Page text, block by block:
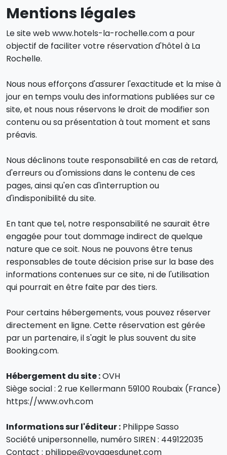
Mentions légales
Le site web www.hotels-la-rochelle.com a pour
objectif de faciliter votre réservation d'hôtel à La
Rochelle.
Nous nous efforçons d'assurer l'exactitude et la mise à
jour en temps voulu des informations publiées sur ce
site, et nous nous réservons le droit de modifier son
contenu ou sa présentation à tout moment et sans
préavis.
Nous déclinons toute responsabilité en cas de retard,
d'erreurs ou d'omissions dans le contenu de ces
pages, ainsi qu'en cas d'interruption ou
d'indisponibilité du site.
En tant que tel, notre responsabilité ne saurait être
engagée pour tout dommage indirect de quelque
nature que ce soit. Nous ne pouvons être tenus
responsables de toute décision prise sur la base des
informations contenues sur ce site, ni de l'utilisation
qui pourrait en être faite par des tiers.
Pour certains hébergements, vous pouvez réserver
directement en ligne. Cette réservation est gérée
par un partenaire, il s'agit le plus souvent du site
Booking.com.
Hébergement du site :OVH
Siège social : 2 rue Kellermann 59100 Roubaix (France)
https://www.ovh.com
Informations sur l'éditeur : Philippe Sasso
Société unipersonnelle, numéro SIREN : 449122035
Contact : philippe@voyagesdunet.com